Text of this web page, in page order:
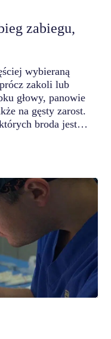
zabiegu,
wybieraną
zakoli lub
głowy, panowie
na gęsty zarost.
broda jest…